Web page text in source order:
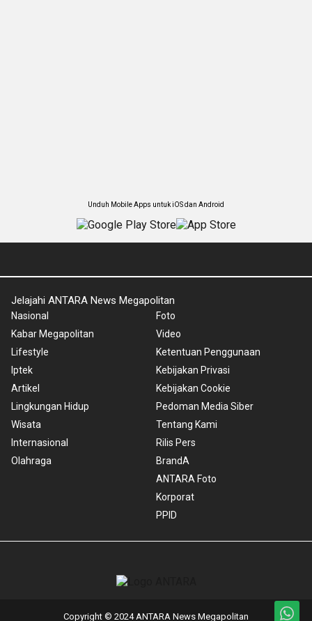
Unduh Mobile Apps untuk iOS dan Android
Jelajahi ANTARA News Megapolitan
Nasional
Kabar Megapolitan
Lifestyle
Iptek
Artikel
Lingkungan Hidup
Wisata
Internasional
Olahraga
Foto
Video
Ketentuan Penggunaan
Kebijakan Privasi
Kebijakan Cookie
Pedoman Media Siber
Tentang Kami
Rilis Pers
BrandA
ANTARA Foto
Korporat
PPID
Copyright © 2024 ANTARA News Megapolitan